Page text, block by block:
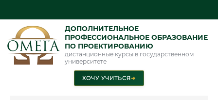
ДОПОЛНИТЕЛЬНОЕ
ПРОФЕССИОНАЛЬНОЕ ОБРАЗОВАНИЕ
ПО ПРОЕКТИРОВАНИЮ
дистанционные курсы в государственном
университете
ХОЧУ УЧИТЬСЯ➜